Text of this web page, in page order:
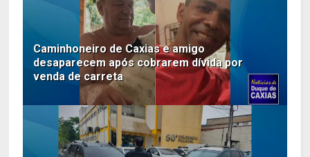
Caminhoneiro de Caxias e amigo
desaparecem após cobrarem dívida por
venda de carreta